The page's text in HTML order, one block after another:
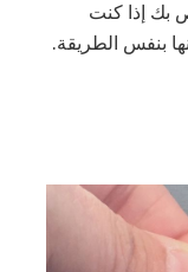
بك إذا كنت
بنفس الطريقة.